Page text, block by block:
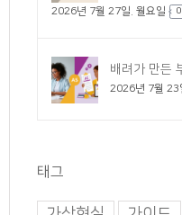
2026년 7월 27일. 월요일 0
배려가 만든
2026년 7월 23
태그